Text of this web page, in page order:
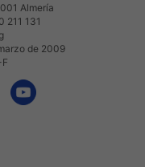
Almería
211 131
de 2009